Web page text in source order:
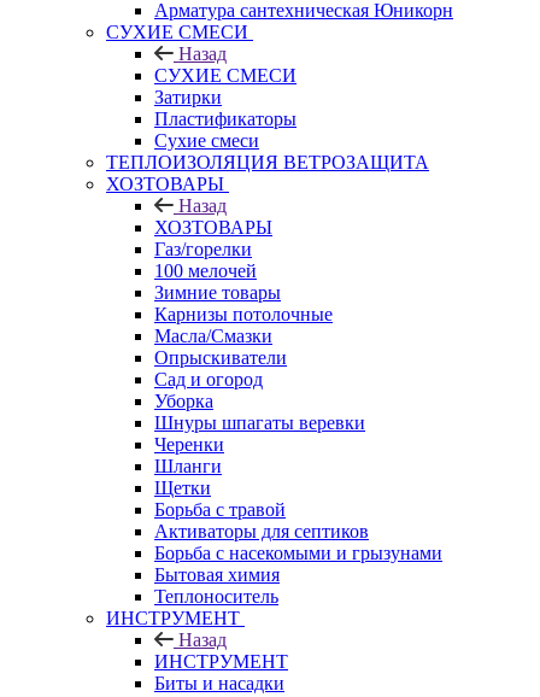
Арматура сантехническая Юникорн
СУХИЕ СМЕСИ
Назад
СУХИЕ СМЕСИ
Затирки
Пластификаторы
Сухие смеси
ТЕПЛОИЗОЛЯЦИЯ ВЕТРОЗАЩИТА
ХОЗТОВАРЫ
Назад
ХОЗТОВАРЫ
Газ/горелки
100 мелочей
Зимние товары
Карнизы потолочные
Масла/Смазки
Опрыскиватели
Сад и огород
Уборка
Шнуры шпагаты веревки
Черенки
Шланги
Щетки
Борьба с травой
Активаторы для септиков
Борьба с насекомыми и грызунами
Бытовая химия
Теплоноситель
ИНСТРУМЕНТ
Назад
ИНСТРУМЕНТ
Биты и насадки